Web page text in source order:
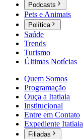
Podcasts
Pets e Animais
Política
Saúde
Trends
Turismo
Últimas Notícias
Quem Somos
Programação
Ouça a Itatiaia
Institucional
Entre em Contato
Expediente Itatiaia
Filiadas